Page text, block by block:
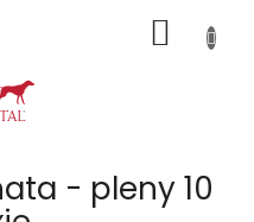
KOŠÍK
- pleny 10